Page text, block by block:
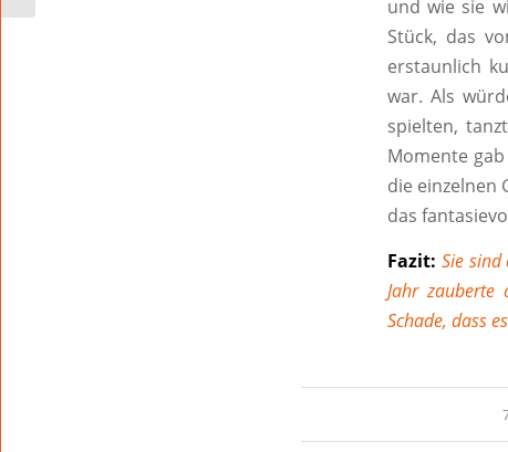
und wie sie
Stück, das
erstaunlich
war. Als
spielten,
Momente
die einzelnen
das
Fazit: Sie
Jahr zauberte
Schade, dass